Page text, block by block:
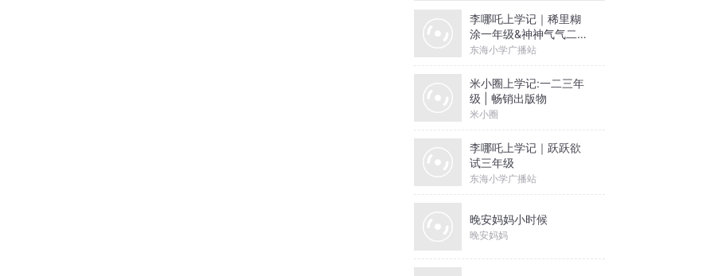
李哪吒上学记｜稀里糊
涂一年级&神神气气二年
级
东海小学广播站
米小圈上学记:一二三年
级 | 畅销出版物
米小圈
李哪吒上学记｜跃跃欲
试三年级
东海小学广播站
晚安妈妈小时候
晚安妈妈